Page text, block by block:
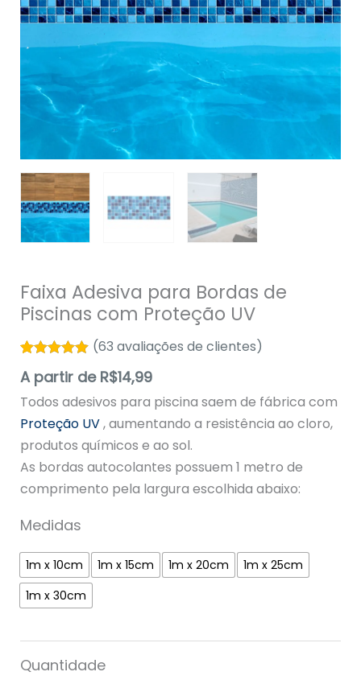
Faixa Adesiva para Bordas de
Piscinas com Proteção UV
como4.87
baseado
em
avaliações
de clientes
(63 avaliações de clientes)
A partir de R$14,99
Todos adesivos para piscina saem de fábrica com
Proteção UV, aumentando a resistência ao cloro,
produtos químicos e ao sol.
As bordas autocolantes possuem 1 metro de
comprimento pela largura escolhida abaixo:
Medidas
1m x 10cm 1m x 15cm 1m x 20cm
1m x 25cm
1m x 30cm
Quantidade
UV
quantidade